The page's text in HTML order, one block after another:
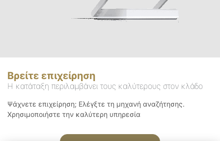
Βρείτε επιχείρηση
Η κατάταξη περιλαμβάνει τους καλύτερους στον κλάδο
Ψάχνετε επιχείρηση; Ελέγξτε τη μηχανή αναζήτησης.
Χρησιμοποιήστε την καλύτερη υπηρεσία